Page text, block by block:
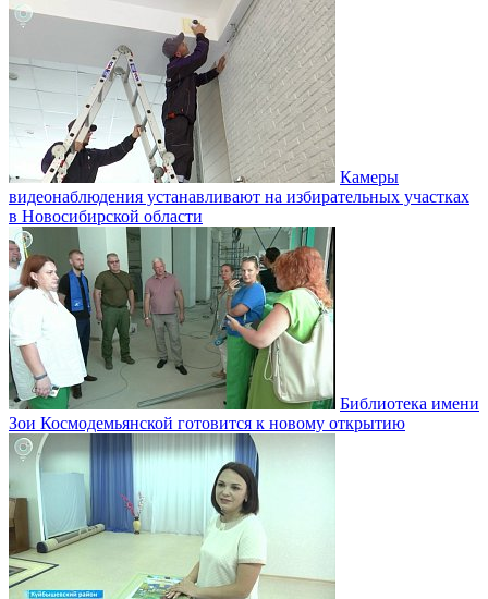
Камеры
видеонаблюдения устанавливают на избирательных участках
в Новосибирской области
Библиотека имени
Зои Космодемьянской готовится к новому открытию